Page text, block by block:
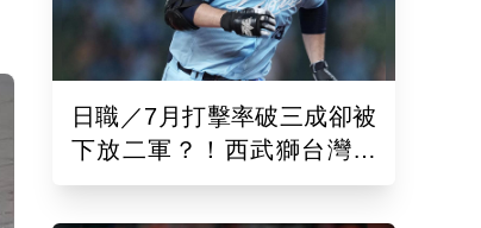
日職／7月打擊率破三成卻被
下放二軍？！西武獅台灣重
砲林安可「抹消登錄」原因